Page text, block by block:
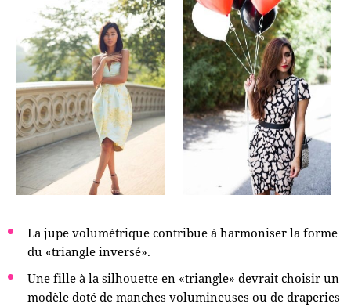
La jupe volumétrique contribue à harmoniser la forme
du «triangle inversé».
Une fille à la silhouette en «triangle» devrait choisir un
modèle doté de manches volumineuses ou de draperies